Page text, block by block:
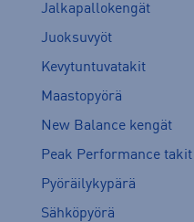
Jalkapallokengät
Juoksuvyöt
Kevytuntuvatakit
Maastopyörä
New Balance kengät
Peak Performance takit
Pyöräilykypärä
Sähköpyörä